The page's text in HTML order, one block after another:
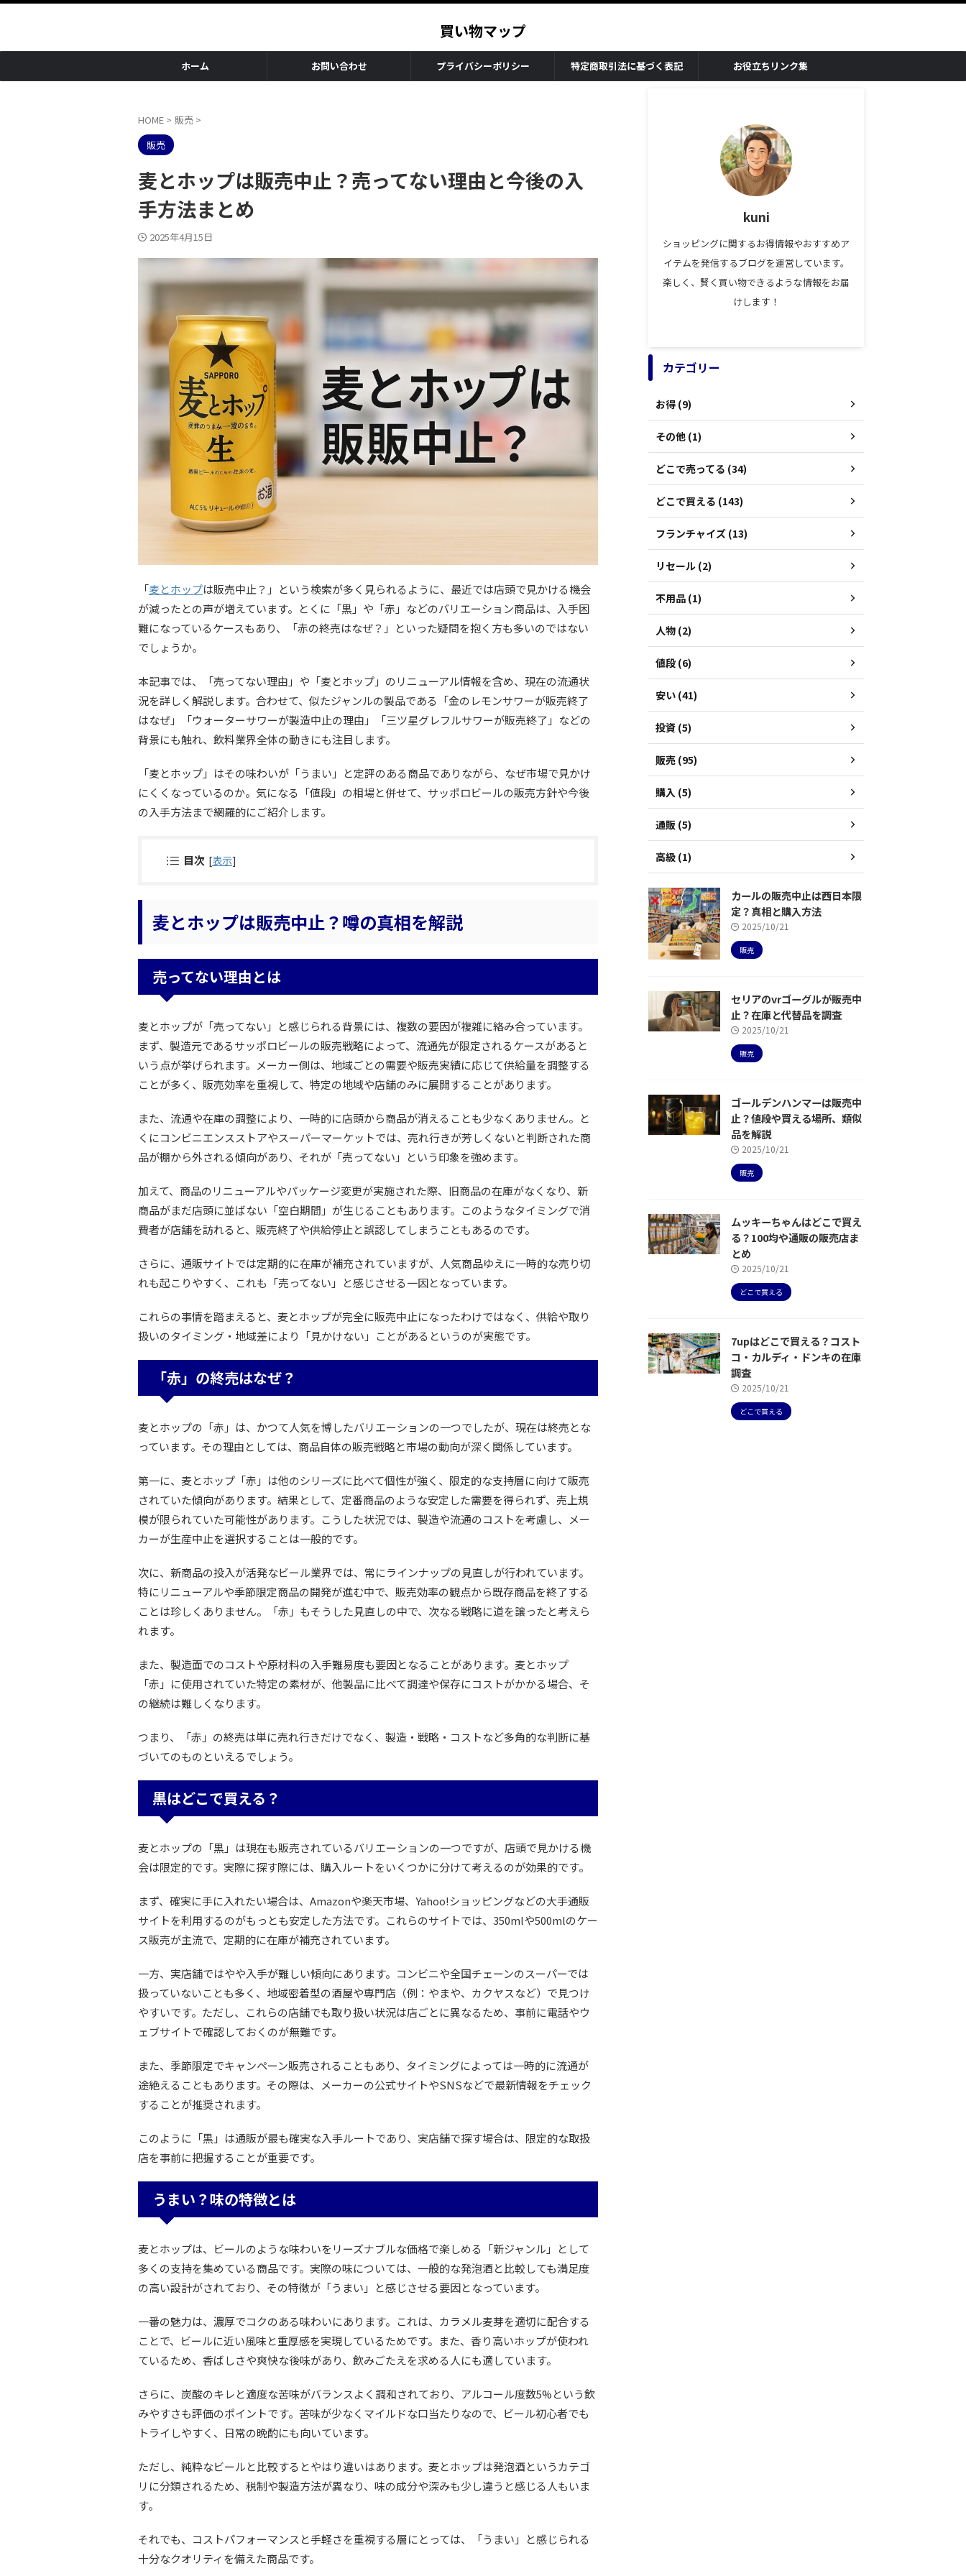
買い物マップ
ホーム お問い合わせ プライバシーポリシー 特定商取引法に基づく表記 お役立ちリンク集
HOME > 販売 >
販売
麦とホップは販売中止？売ってない理由と今後の入
手方法まとめ
2025年4月15日
「麦とホップは販売中止？」という検索が多く見られるように、最近では店頭で見かける機会
が減ったとの声が増えています。とくに「黒」や「赤」などのバリエーション商品は、入手困
難になっているケースもあり、「赤の終売はなぜ？」といった疑問を抱く方も多いのではない
でしょうか。
本記事では、「売ってない理由」や「麦とホップ」のリニューアル情報を含め、現在の流通状
況を詳しく解説します。合わせて、似たジャンルの製品である「金のレモンサワーが販売終了
はなぜ」「ウォーターサワーが製造中止の理由」「三ツ星グレフルサワーが販売終了」などの
背景にも触れ、飲料業界全体の動きにも注目します。
「麦とホップ」はその味わいが「うまい」と定評のある商品でありながら、なぜ市場で見かけ
にくくなっているのか。気になる「値段」の相場と併せて、サッポロビールの販売方針や今後
の入手方法まで網羅的にご紹介します。
目次 [表示]
麦とホップは販売中止？噂の真相を解説
売ってない理由とは
麦とホップが「売ってない」と感じられる背景には、複数の要因が複雑に絡み合っています。
まず、製造元であるサッポロビールの販売戦略によって、流通先が限定されるケースがあると
いう点が挙げられます。メーカー側は、地域ごとの需要や販売実績に応じて供給量を調整する
ことが多く、販売効率を重視して、特定の地域や店舗のみに展開することがあります。
また、流通や在庫の調整により、一時的に店頭から商品が消えることも少なくありません。と
くにコンビニエンスストアやスーパーマーケットでは、売れ行きが芳しくないと判断された商
品が棚から外される傾向があり、それが「売ってない」という印象を強めます。
加えて、商品のリニューアルやパッケージ変更が実施された際、旧商品の在庫がなくなり、新
商品がまだ店頭に並ばない「空白期間」が生じることもあります。このようなタイミングで消
費者が店舗を訪れると、販売終了や供給停止と誤認してしまうこともあるのです。
さらに、通販サイトでは定期的に在庫が補充されていますが、人気商品ゆえに一時的な売り切
れも起こりやすく、これも「売ってない」と感じさせる一因となっています。
これらの事情を踏まえると、麦とホップが完全に販売中止になったわけではなく、供給や取り
扱いのタイミング・地域差により「見かけない」ことがあるというのが実態です。
「赤」の終売はなぜ？
麦とホップの「赤」は、かつて人気を博したバリエーションの一つでしたが、現在は終売とな
っています。その理由としては、商品自体の販売戦略と市場の動向が深く関係しています。
第一に、麦とホップ「赤」は他のシリーズに比べて個性が強く、限定的な支持層に向けて販売
されていた傾向があります。結果として、定番商品のような安定した需要を得られず、売上規
模が限られていた可能性があります。こうした状況では、製造や流通のコストを考慮し、メー
カーが生産中止を選択することは一般的です。
次に、新商品の投入が活発なビール業界では、常にラインナップの見直しが行われています。
特にリニューアルや季節限定商品の開発が進む中で、販売効率の観点から既存商品を終了する
ことは珍しくありません。「赤」もそうした見直しの中で、次なる戦略に道を譲ったと考えら
れます。
また、製造面でのコストや原材料の入手難易度も要因となることがあります。麦とホップ
「赤」に使用されていた特定の素材が、他製品に比べて調達や保存にコストがかかる場合、そ
の継続は難しくなります。
つまり、「赤」の終売は単に売れ行きだけでなく、製造・戦略・コストなど多角的な判断に基
づいてのものといえるでしょう。
黒はどこで買える？
麦とホップの「黒」は現在も販売されているバリエーションの一つですが、店頭で見かける機
会は限定的です。実際に探す際には、購入ルートをいくつかに分けて考えるのが効果的です。
まず、確実に手に入れたい場合は、Amazonや楽天市場、Yahoo!ショッピングなどの大手通販
サイトを利用するのがもっとも安定した方法です。これらのサイトでは、350mlや500mlのケー
ス販売が主流で、定期的に在庫が補充されています。
一方、実店舗ではやや入手が難しい傾向にあります。コンビニや全国チェーンのスーパーでは
扱っていないことも多く、地域密着型の酒屋や専門店（例：やまや、カクヤスなど）で見つけ
やすいです。ただし、これらの店舗でも取り扱い状況は店ごとに異なるため、事前に電話やウ
ェブサイトで確認しておくのが無難です。
また、季節限定でキャンペーン販売されることもあり、タイミングによっては一時的に流通が
途絶えることもあります。その際は、メーカーの公式サイトやSNSなどで最新情報をチェック
することが推奨されます。
このように「黒」は通販が最も確実な入手ルートであり、実店舗で探す場合は、限定的な取扱
店を事前に把握することが重要です。
うまい？味の特徴とは
麦とホップは、ビールのような味わいをリーズナブルな価格で楽しめる「新ジャンル」として
多くの支持を集めている商品です。実際の味については、一般的な発泡酒と比較しても満足度
の高い設計がされており、その特徴が「うまい」と感じさせる要因となっています。
一番の魅力は、濃厚でコクのある味わいにあります。これは、カラメル麦芽を適切に配合する
ことで、ビールに近い風味と重厚感を実現しているためです。また、香り高いホップが使われ
ているため、香ばしさや爽快な後味があり、飲みごたえを求める人にも適しています。
さらに、炭酸のキレと適度な苦味がバランスよく調和されており、アルコール度数5%という飲
みやすさも評価のポイントです。苦味が少なくマイルドな口当たりなので、ビール初心者でも
トライしやすく、日常の晩酌にも向いています。
ただし、純粋なビールと比較するとやはり違いはあります。麦とホップは発泡酒というカテゴ
リに分類されるため、税制や製造方法が異なり、味の成分や深みも少し違うと感じる人もいま
す。
それでも、コストパフォーマンスと手軽さを重視する層にとっては、「うまい」と感じられる
十分なクオリティを備えた商品です。
kuni
ショッピングに関するお得情報やおすすめア
イテムを発信するブログを運営しています。
楽しく、賢く買い物できるような情報をお届
けします！
カテゴリー
お得 (9)
その他 (1)
どこで売ってる (34)
どこで買える (143)
フランチャイズ (13)
リセール (2)
不用品 (1)
人物 (2)
値段 (6)
安い (41)
投資 (5)
販売 (95)
購入 (5)
通販 (5)
高級 (1)
カールの販売中止は西日本限
定？真相と購入方法
2025/10/21
販売
セリアのvrゴーグルが販売中
止？在庫と代替品を調査
2025/10/21
販売
ゴールデンハンマーは販売中
止？値段や買える場所、類似
品を解説
2025/10/21
販売
ムッキーちゃんはどこで買え
る？100均や通販の販売店ま
とめ
2025/10/21
どこで買える
7upはどこで買える？コスト
コ・カルディ・ドンキの在庫
調査
2025/10/21
どこで買える